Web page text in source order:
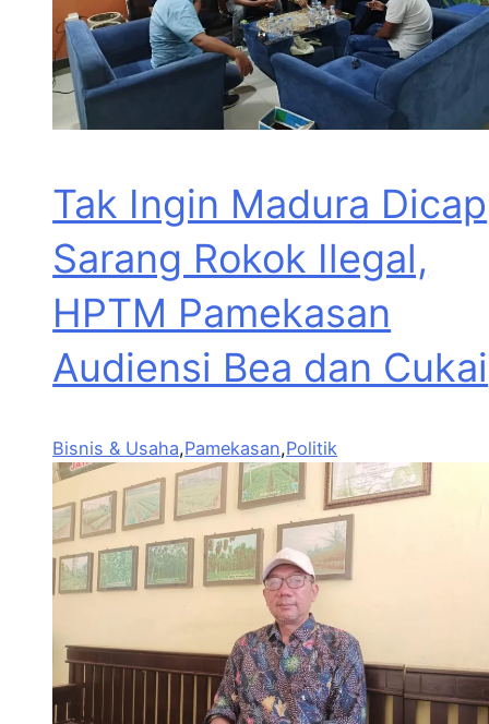
Tak Ingin Madura Dicap
Sarang Rokok Ilegal,
HPTM Pamekasan
Audiensi Bea dan Cukai
Bisnis & Usaha,Pamekasan,Politik